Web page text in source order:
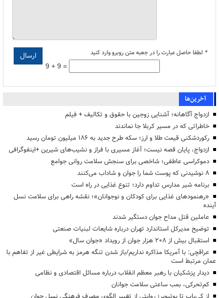
* لطفا حاصل عبارت را در جعبه متن روبرو وارد کنید
9 + 9 =
آخرین‌ها
ازدواج آگاهانه؛ آشنایی زوجین با حقوق و تکالیف + فیلم
خاطراتی که در مسیر کربلا جا نماندند
رکوردشکنی قیمت طلا و ارز؛ سکه طرح جدید به ۱۸۶ میلیون تومان رسید
ازدواج، پایان قصه نیست؛ آغاز مسیری با فراز و نشیب‌های شیرین +اینفوگرافی
دموکراسی عاطفی؛ شاخصی برای سنجش سلامت روانی جوامع
۸ نوشیدنی که پوست شما را جوان و شاداب می‌کنند
برنامه شیر مدارس تداوم دارد؛ تنوع غذایی در راه است
«رهنمودهای غذایی برای کودکان و نوجوانان»؛ نقشه راهی برای سلامت نسل
آینده
عاملین قتل مداح جوان دستگیر شدند
توضیح مدیرکل استاندارد تهران درباره شایعات لبنیات صنعتی
استقبال بیش از ۲۰۸ هزار جوان از رویداد «جوان سال»
عراقچی: با آمریکا مذاکره نداریم/باز شدن تنگه هرمز به شرایطی غیر از تفاهم با
عمان مرتبط است
دیدار پزشکیان با رهبر معظم انقلاب درباره مسائل اقتصادی و نظامی
کم‌تحرکی، بمب ساعتی سلامت جوانان